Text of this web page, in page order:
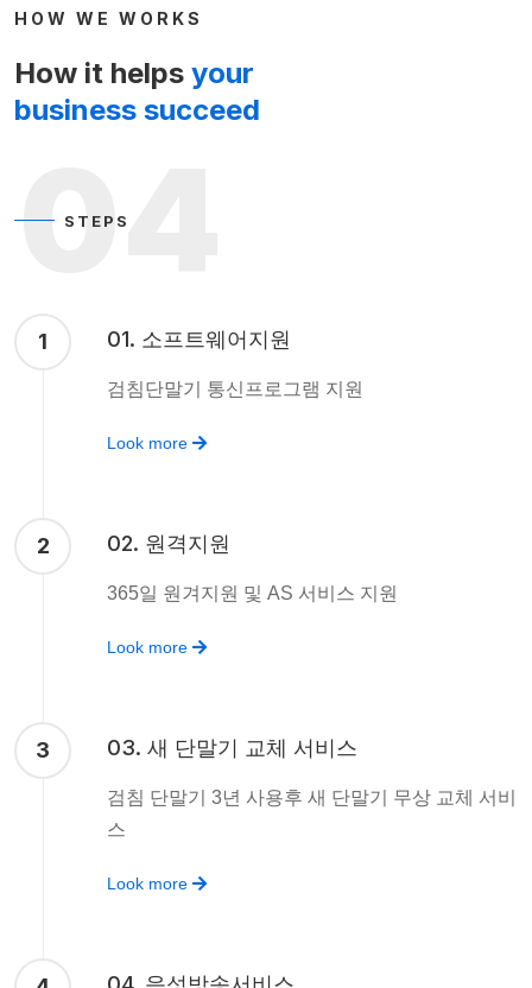
HOW WE WORKS
How it helps your
business succeed
04
STEPS
1 01. 소프트웨어지원
검침단말기 통신프로그램 지원
Look more
2 02. 원격지원
365일 원겨지원 및 AS 서비스 지원
Look more
3 03. 새 단말기 교체 서비스
검침 단말기 3년 사용후 새 단말기 무상 교체 서비
스
Look more